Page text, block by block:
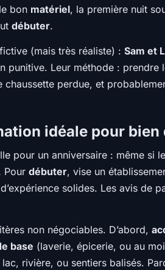
bon matériel, la première nuit
débuter.
(mais très réaliste) : Sam et
punitive. Leur méthode : prendre
perdue, et
idéale pour bien
pour un anniversaire : même si
Pour débuter, vise un
solides. Les avis de
non négociables. D’abord,
base (laverie, épicerie, ou au
rivière, ou sentiers balisés.